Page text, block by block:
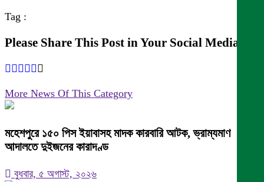
Tag :
Please Share This Post in Your Social Media
More News Of This Category
মহেশপুরে ১৫০ পিস ইয়াবাসহ মাদক কারবারি আটক, ভ্রাম্যমাণ
আদালতে দুইজনের কারাদণ্ড
বুধবার, ৫ অগাস্ট, ২০২৬